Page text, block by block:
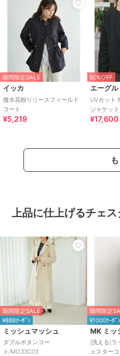
期間限定SALE
イッカ
撥水花粉リリースフィールド
コート
¥5,219
50%OFF
エーグル
UVカット
ジャケット
¥17,600
上品に仕上げるチェス
期間限定SALE
¥888ｸｰﾎﾟﾝ
ミッシュマッシュ
ダブルボタンコー
ト/MO33C03
期間限定
¥1000ｸｰﾎﾟﾝ
MK ミッ
[洗える]ラ
ェスター